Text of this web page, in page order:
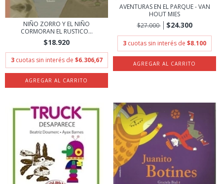
NIÑO ZORRO Y EL NIÑO
CORMORAN EL RUSTICO...
$18.920
3 cuotas sin interés de $6.306,67
AVENTURAS EN EL PARQUE - VAN
HOUT MIES
$27.000
$24.300
3 cuotas sin interés de $8.100